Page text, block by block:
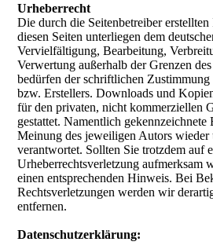
Urheberrecht
Die durch die Seitenbetreiber
diesen Seiten unterliegen dem
Vervielfältigung, Bearbeitung,
Verwertung außerhalb der Grenzen
bedürfen der schriftlichen
bzw. Erstellers. Downloads und
für den privaten, nicht kommerziellen
gestattet. Namentlich gekennzeichnete
Meinung des jeweiligen Autors
verantwortet. Sollten Sie trotzdem auf
Urheberrechtsverletzung aufmerksam
einen entsprechenden Hinweis. Bei
Rechtsverletzungen werden wir
entfernen.
Datenschutzerklärung: